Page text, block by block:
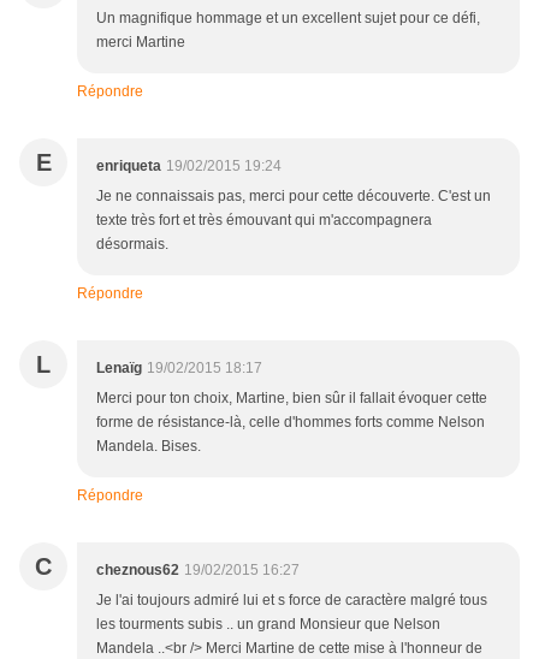
Un magnifique hommage et un excellent sujet pour ce défi,
merci Martine
Répondre
E enriqueta 19/02/2015 19:24
Je ne connaissais pas, merci pour cette découverte. C'est un
texte très fort et très émouvant qui m'accompagnera
désormais.
Répondre
L Lenaïg 19/02/2015 18:17
Merci pour ton choix, Martine, bien sûr il fallait évoquer cette
forme de résistance-là, celle d'hommes forts comme Nelson
Mandela. Bises.
Répondre
C cheznous62 19/02/2015 16:27
Je l'ai toujours admiré lui et s force de caractère malgré tous
les tourments subis .. un grand Monsieur que Nelson
Mandela ..<br /> Merci Martine de cette mise à l'honneur de